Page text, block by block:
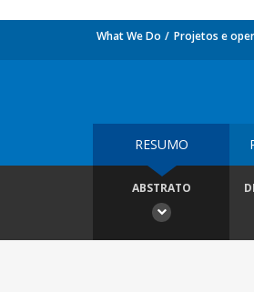
What We Do Projetos e
RESUMO
ABSTRATO